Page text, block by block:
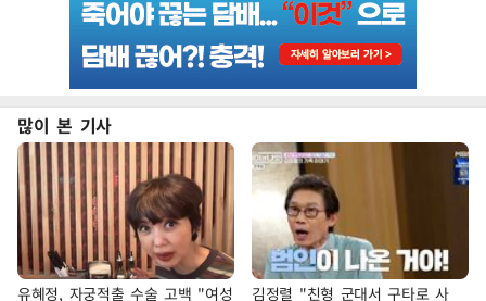
많이 본 기사
유혜정, 자궁적출 수술 고백 "여성 김정렬 "친형 군대서 구타로 사